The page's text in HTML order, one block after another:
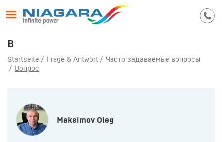
В
Startseite Frage & Antwort
Часто задаваемые вопросы
Вопрос
Maksimov Oleg